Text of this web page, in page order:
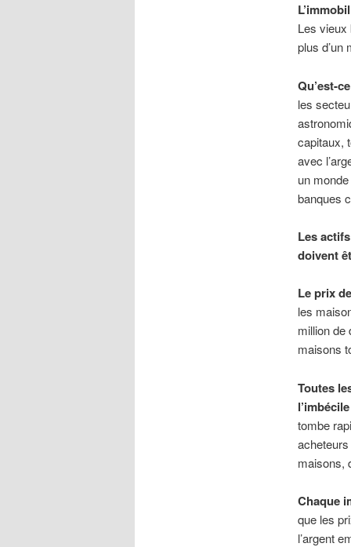
Les vieux
plus d’un
Qu’est-
les
capitaux,
avec
un
banques
Les
doivent
Le prix
les
million de
maisons
Toutes
tombe
maisons,
Chaque
que les
l’argent